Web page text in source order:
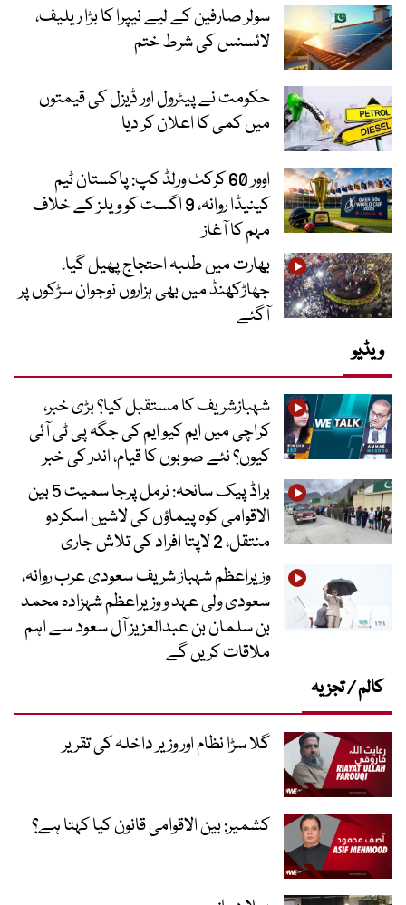
سولر صارفین کے لیے نیپرا کا بڑا ریلیف،
لائسنس کی شرط ختم
حکومت نے پیٹرول اور ڈیزل کی قیمتوں
میں کمی کا اعلان کر دیا
اوور 60 کرکٹ ورلڈ کپ: پاکستان ٹیم
کینیڈا روانہ، 9 اگست کو ویلز کے خلاف
مہم کا آغاز
بھارت میں طلبہ احتجاج پھیل گیا،
جھاڑکھنڈ میں بھی ہزاروں نوجوان سڑکوں پر
آگئے
ویڈیو
شہبازشریف کا مستقبل کیا؟ بڑی خبر،
کراچی میں ایم کیو ایم کی جگہ پی ٹی آئی
کیوں؟ نئے صوبوں کا قیام، اندر کی خبر
براڈ پیک سانحہ: نرمل پرجا سمیت 5 بین
الاقوامی کوہ پیماؤں کی لاشیں اسکردو
منتقل، 2 لاپتا افراد کی تلاش جاری
وزیراعظم شہباز شریف سعودی عرب روانہ،
سعودی ولی عہد و وزیراعظم شہزادہ محمد
بن سلمان بن عبدالعزیز آل سعود سے اہم
ملاقات کریں گے
کالم / تجزیہ
گلا سڑا نظام اور وزیر داخلہ کی تقریر
کشمیر: بین الاقوامی قانون کیا کہتا ہے؟